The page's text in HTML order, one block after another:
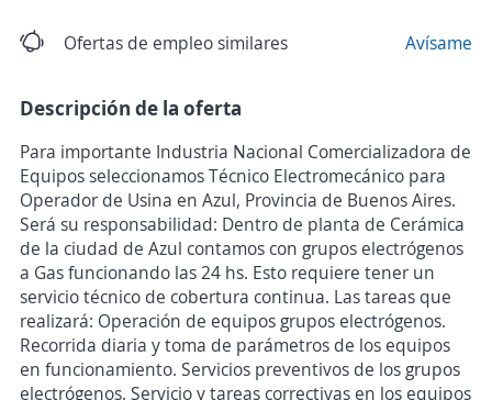
Ofertas de empleo similares Avísame
Descripción de la oferta
Para importante Industria Nacional Comercializadora de
Equipos seleccionamos Técnico Electromecánico para
Operador de Usina en Azul, Provincia de Buenos Aires.
Será su responsabilidad: Dentro de planta de Cerámica
de la ciudad de Azul contamos con grupos electrógenos
a Gas funcionando las 24 hs. Esto requiere tener un
servicio técnico de cobertura continua. Las tareas que
realizará: Operación de equipos grupos electrógenos.
Recorrida diaria y toma de parámetros de los equipos
en funcionamiento. Servicios preventivos de los grupos
electrógenos. Servicio y tareas correctivas en los equipos